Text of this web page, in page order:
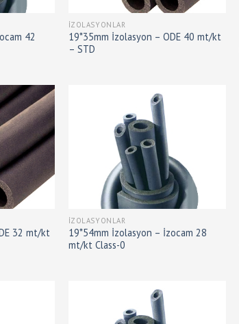
42
İZOLASYONLAR
19*35mm İzolasyon – ODE 40 mt/kt
– STD
32 mt/kt
İZOLASYONLAR
19*54mm İzolasyon – İzocam 28
mt/kt Class-0